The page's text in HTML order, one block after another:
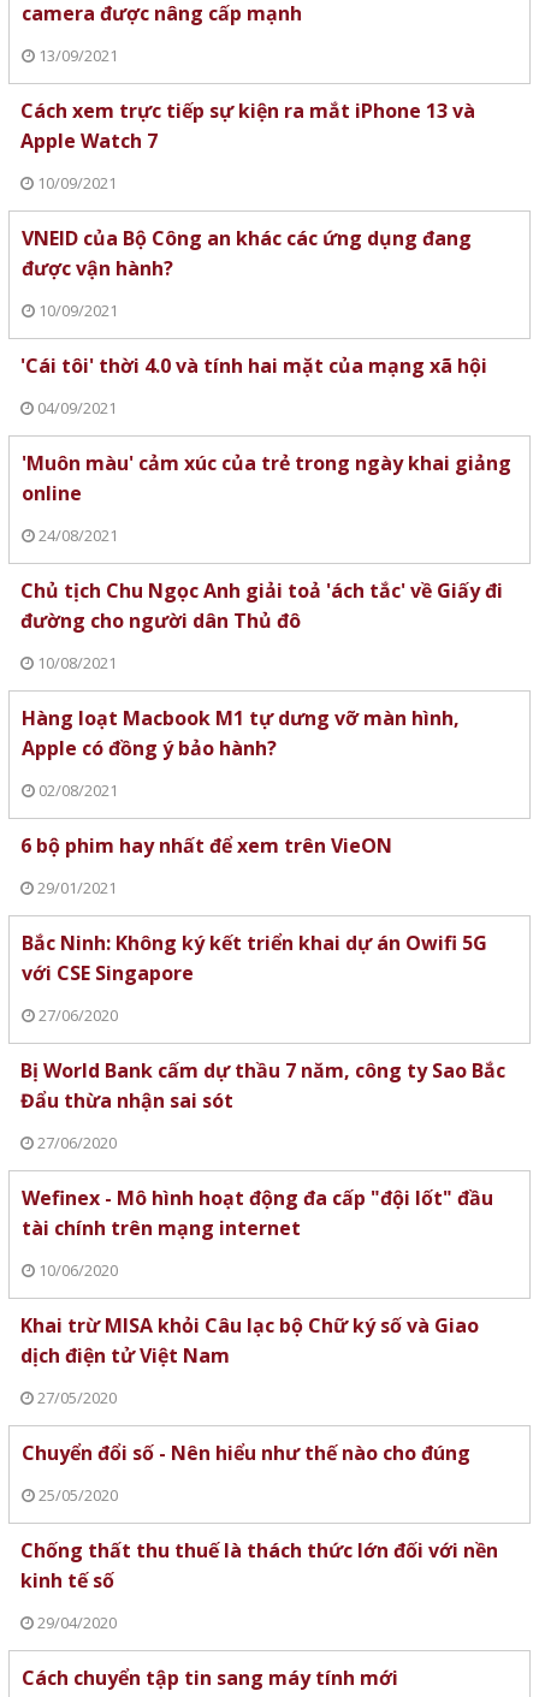
camera được nâng cấp mạnh
13/09/2021
Cách xem trực tiếp sự kiện ra mắt iPhone 13 và
Apple Watch 7
10/09/2021
VNEID của Bộ Công an khác các ứng dụng đang
được vận hành?
10/09/2021
'Cái tôi' thời 4.0 và tính hai mặt của mạng xã hội
04/09/2021
'Muôn màu' cảm xúc của trẻ trong ngày khai giảng
online
24/08/2021
Chủ tịch Chu Ngọc Anh giải toả 'ách tắc' về Giấy đi
đường cho người dân Thủ đô
10/08/2021
Hàng loạt Macbook M1 tự dưng vỡ màn hình,
Apple có đồng ý bảo hành?
02/08/2021
6 bộ phim hay nhất để xem trên VieON
29/01/2021
Bắc Ninh: Không ký kết triển khai dự án Owifi 5G
với CSE Singapore
27/06/2020
Bị World Bank cấm dự thầu 7 năm, công ty Sao Bắc
Đẩu thừa nhận sai sót
27/06/2020
Wefinex - Mô hình hoạt động đa cấp "đội lốt" đầu
tài chính trên mạng internet
10/06/2020
Khai trừ MISA khỏi Câu lạc bộ Chữ ký số và Giao
dịch điện tử Việt Nam
27/05/2020
Chuyển đổi số - Nên hiểu như thế nào cho đúng
25/05/2020
Chống thất thu thuế là thách thức lớn đối với nền
kinh tế số
29/04/2020
Cách chuyển tập tin sang máy tính mới